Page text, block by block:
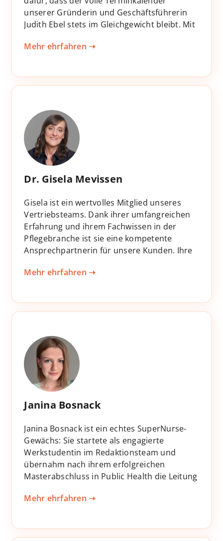
unserer Gründerin und Geschäftsführerin
Judith Ebel stets im Gleichgewicht bleibt. Mit
Struktur und Klarheit in den Alltag und
vorausschauende Art landen alle Anfragen
Christiane den Rücken frei und schafft Raum
für das, was wirklich wichtig ist: die
Weiterentwicklung von SuperNurse.
Mehr ehrfahren ➝
Dr. Gisela Mevissen
Gisela ist ein wertvolles Mitglied unseres
Vertriebsteams. Dank ihrer umfangreichen
Erfahrung und ihrem Fachwissen in der
Pflegebranche ist sie eine kompetente
Ansprechpartnerin für unsere Kunden. Ihre
Pflegeeinrichtungen in Fragen der
Mehr ehrfahren ➝
Janina Bosnack
Janina Bosnack ist ein echtes SuperNurse-
Gewächs: Sie startete als engagierte
Werkstudentin im Redaktionsteam und
übernahm nach ihrem erfolgreichen
Masterabschluss in Public Health die Leitung
ihrem fundierten Fachwissen, einem feinen
Verständnis ist sie heute eine
Mehr ehrfahren ➝